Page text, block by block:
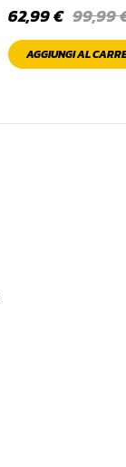
99,99
62,99€
AGGIUNGI AL